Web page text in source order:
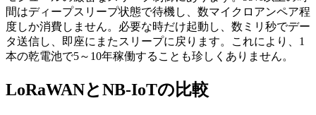
間はディープスリープ状態で待機し、数マイクロアンペア程
度しか消費しません。必要な時だけ起動し、数ミリ秒でデー
タ送信し、即座にまたスリープに戻ります。これにより、1
本の乾電池で5～10年稼働することも珍しくありません。
LoRaWANとNB-IoTの比較